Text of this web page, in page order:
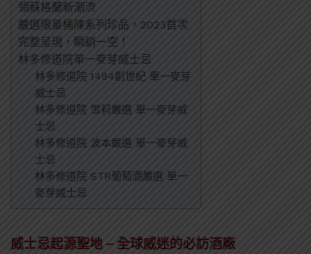
領蘇格蘭新潮流
嚴選限量桶陳系列珍品，2023首次
完整呈現，瞬銷一空！
林多修道院單一麥芽威士忌
林多修道院 1494創世紀 單一麥芽
威士忌
林多修道院 雪莉嚴選 單一麥芽威
士忌
林多修道院 波本嚴選 單一麥芽威
士忌
林多修道院 STR葡萄酒嚴選 單一
麥芽威士忌
威士忌起源聖地 – 全球威迷的必訪酒廠